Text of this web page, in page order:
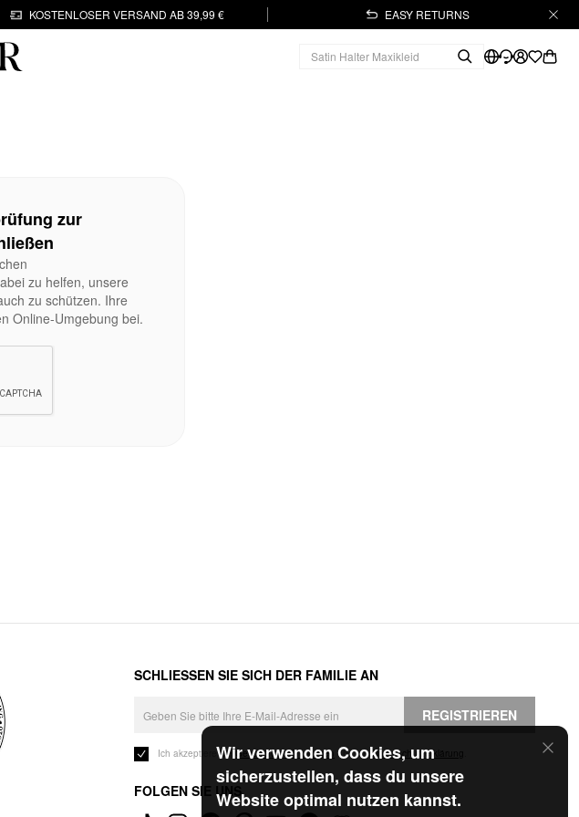
KOSTENLOSER VERSAND AB 39,99 € EASY RETURNS
Wir verwenden Cookies, um
sicherzustellen, dass du unsere
Website optimal nutzen kannst.
zur
zu helfen, unsere
zu schützen. Ihre
Online-Umgebung bei.
SCHLIESSEN SIE SICH DER FAMILIE AN
REGISTRIEREN
Ich akzeptiere dieGeschäftsbedingungen und die Datenschutzerklärung
FOLGEN SIE UNS